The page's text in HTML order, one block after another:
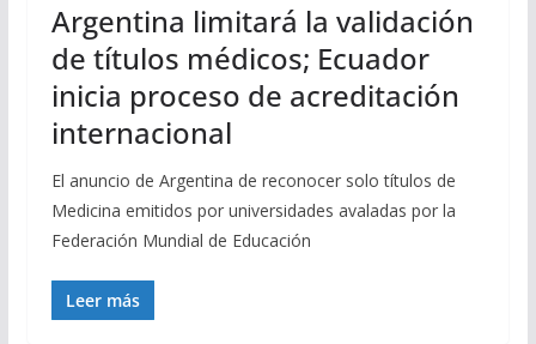
Argentina limitará la validación
de títulos médicos; Ecuador
inicia proceso de acreditación
internacional
El anuncio de Argentina de reconocer solo títulos de
Medicina emitidos por universidades avaladas por la
Federación Mundial de Educación
Leer más